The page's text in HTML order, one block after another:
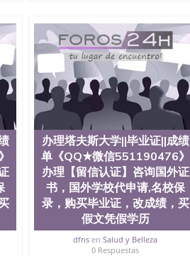
。 四、办理流程农业科学院、艺术
程学院、健康与人类发展学院、信息
院排名在全美前十名，工学院排名在
位。学校的专业课程包括：会计
生物学、统计学、美术、电子工
筑设计、工商管理、材料科学、机械
、戏剧、市场营销、机械工程、计算
确定客户办理信息，给出操作方
金； 4、预约递交时间，公司人员陪
邮寄给客户 6、客户确认收到结果，
大小，防伪结构（包括：水印，阴影
，激光镭射，紫外荧光，温感，复印
同时和海外学校留学中介， 同时能做
，结业证，录取通知书，在读证明
版，尺寸大小，纸张材质，防伪技术
： 我们在保证合理定价的同时，坚持
比。 咨询顾问：Sam q/微
办理塔夫斯大学||毕业证||成绩
单《QQ★微信551190476》
办理【留信认证】咨询国外证
书，国外学校代申请,名校保
录，购买毕业证，改成绩，买
假文凭假学历
dfns enSalud y Belleza
0 Respuestas